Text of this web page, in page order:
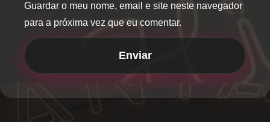
Guardar o meu nome, email e site neste navegador
para a próxima vez que eu comentar.